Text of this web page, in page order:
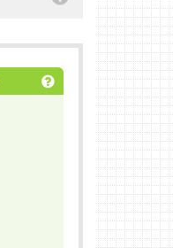
W-13